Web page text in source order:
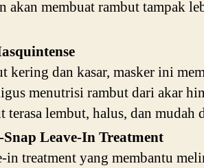
akan membuat rambut tampak
kering dan kasar, masker ini
menutrisi rambut dari akar
lembut, halus, dan mudah
Leave-In Treatment
in treatment yang membantu